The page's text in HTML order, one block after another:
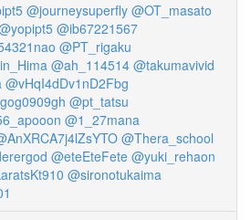
@journeysuperfly @OT_masato
@ib67221567
@PT_rigaku
@ah_114514 @takumavivid
@vHqI4dDv1nD2Fbg
@pt_tatsu
@1_27mana
@Thera_school
@eteEteFete @yuki_rehaon
@sironotukaima